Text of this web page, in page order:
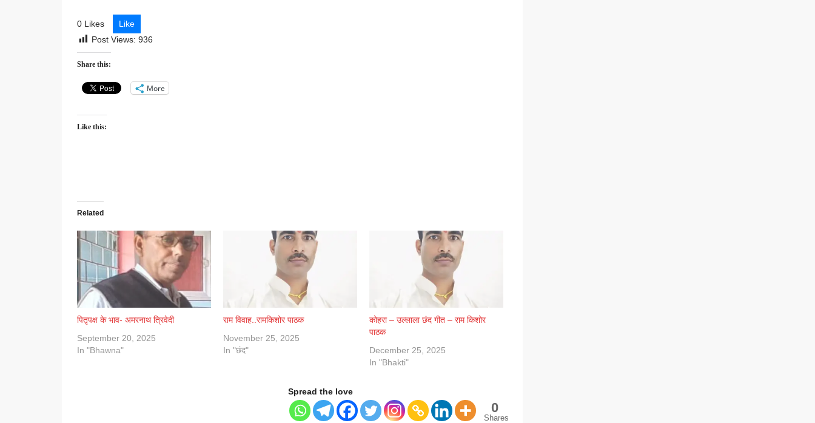
0 Likes
Like
Post Views: 936
Share this:
More
Like this:
Related
पितृपक्ष के भाव- अमरनाथ त्रिवेदी
September 20, 2025
In "Bhawna"
राम विवाह..रामकिशोर पाठक
November 25, 2025
In "छंद"
कोहरा – उल्लाला छंद गीत – राम किशोर
पाठक
December 25, 2025
In "Bhakti"
Spread the love
0
Shares